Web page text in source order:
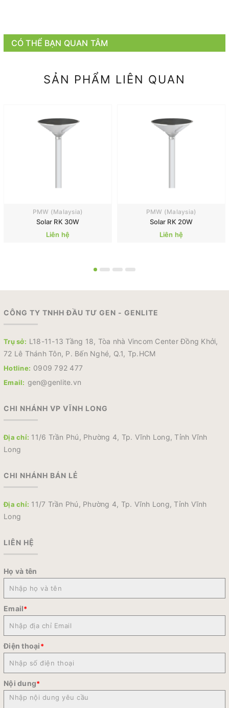
CÓ THỂ BẠN QUAN TÂM
SẢN PHẨM LIÊN QUAN
PMW (Malaysia)
Solar RK 30W
Liên hệ
PMW (Malaysia)
Solar RK 20W
Liên hệ
CÔNG TY TNHH ĐẦU TƯ GEN - GENLITE
Trụ sở: L18-11-13 Tầng 18, Tòa nhà Vincom Center Đồng Khởi,
72 Lê Thánh Tôn, P. Bến Nghé, Q.1, Tp.HCM
Hotline: 0909 792 477
Email: gen@genlite.vn
CHI NHÁNH VP VĨNH LONG
Địa chỉ: 11/6 Trần Phú, Phường 4, Tp. Vĩnh Long, Tỉnh Vĩnh
Long
CHI NHÁNH BÁN LẺ
Địa chỉ: 11/7 Trần Phú, Phường 4, Tp. Vĩnh Long, Tỉnh Vĩnh
Long
LIÊN HỆ
Họ và tên
Email*
Điện thoại*
Nội dung*